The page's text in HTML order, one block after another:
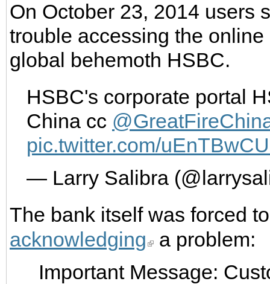
On October 23, 2014 users
trouble accessing the
global behemoth HSBC.
HSBC's corporate portal
China cc
pic.twitter.com/
— Larry Salibra
The bank itself was forced
acknowledging
a problem:
Important Message: